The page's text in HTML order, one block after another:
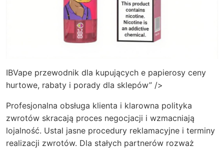
IBVape przewodnik dla kupujących e papierosy ceny
hurtowe, rabaty i porady dla sklepów” />
Profesjonalna obsługa klienta i klarowna polityka
zwrotów skracają proces negocjacji i wzmacniają
lojalność. Ustal jasne procedury reklamacyjne i terminy
realizacji zwrotów. Dla stałych partnerów rozważ